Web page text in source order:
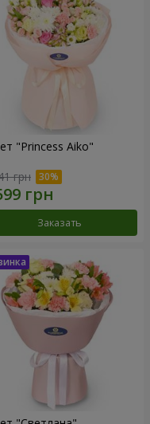
"Princess Aiko"
грн
Заказать